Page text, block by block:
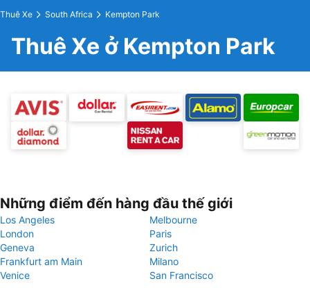
Thuê Xe South Africa Kempton Park
Thuê Xe ở Kempton Park
Những điểm đến hàng đầu thế giới
Los Angeles
Melbourne
London
Paris
Geneva
Zurich
Frankfurt am Main
Milano
Venice
San Francisco